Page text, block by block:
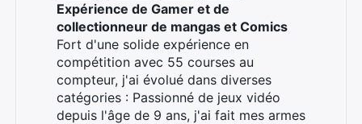
Expérience de Gamer et de
collectionneur de mangas et Comics
Fort d'une solide expérience en
compétition avec 55 courses au
compteur, j'ai évolué dans diverses
catégories : Passionné de jeux vidéo
depuis l'âge de 9 ans, j'ai fait mes armes